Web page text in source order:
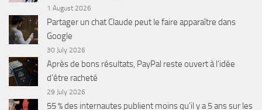
1 August 2026
Partager un chat Claude peut le faire apparaître dans
Google
30 July 2026
Après de bons résultats, PayPal reste ouvert à l’idée
d’être racheté
29 July 2026
55 % des internautes publient moins qu’il y a 5 ans sur les